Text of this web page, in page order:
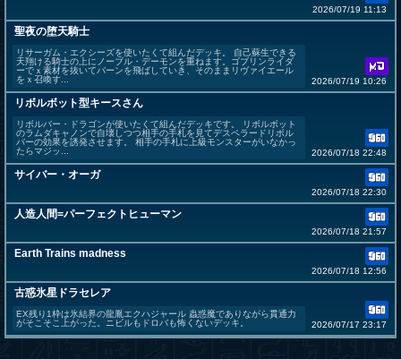
2026/07/19 11:13
聖夜の堕天騎士
リサーガム・エクシーズを使いたくて組んだデッキ。 自己蘇生できる
天翔ける騎士の上にノーブル・デーモンを重ねます。ゴブリンライダ
ーでｘ素材を抜いてバーンを飛ばしていき、そのままリヴァイエール
をｘ召喚す...
2026/07/19 10:26
リボルボット型キースさん
リボルバー・ドラゴンが使いたくて組んだデッキです。 リボルボット
のラムダキャノンで自壊しつつ相手の手札を見てデスペラードリボル
バーの効果を誘発させます。 相手の手札に上級モンスターがいなかっ
たらマジッ...
2026/07/18 22:48
サイバー・オーガ
2026/07/18 22:30
人造人間=パーフェクトヒューマン
2026/07/18 21:57
Earth Trains madness
2026/07/18 12:56
古惑氷星ドラセレア
EX残り1枠は氷結界の龍胤エクハジャール 蟲惑魔でありながら貫通力
がそこそこ上がった。ニビルもドロバも怖くないデッキ。
2026/07/17 23:17